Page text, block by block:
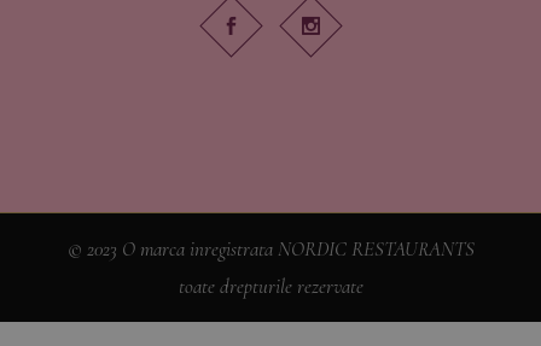
© 2023 O marca inregistrata NORDIC RESTAURANTS
toate drepturile rezervate